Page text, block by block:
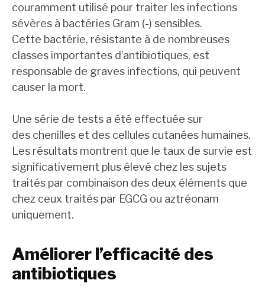
couramment utilisé pour traiter les infections
sévères à bactéries Gram (-) sensibles.
Cette bactérie, résistante à de nombreuses
classes importantes d’antibiotiques, est
responsable de graves infections, qui peuvent
causer la mort.
Une série de tests a été effectuée sur
des chenilles et des cellules cutanées humaines.
Les résultats montrent que le taux de survie est
significativement plus élevé chez les sujets
traités par combinaison des deux éléments que
chez ceux traités par EGCG ou aztréonam
uniquement.
Améliorer l’efficacité des
antibiotiques